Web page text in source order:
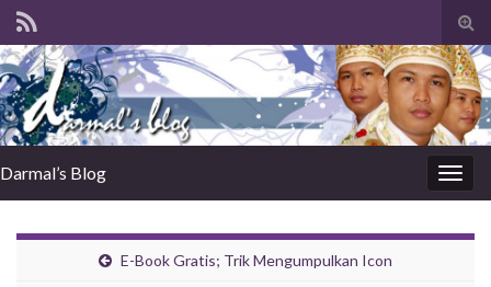
Darmal’s Blog
E-Book Gratis; Trik Mengumpulkan Icon